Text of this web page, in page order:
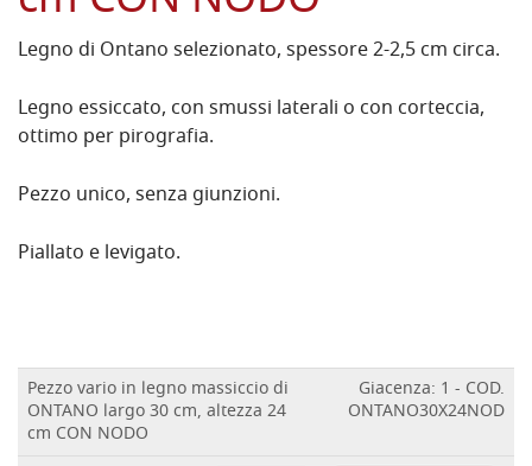
Legno di Ontano selezionato, spessore 2-2,5 cm circa.
Legno essiccato, con smussi laterali o con corteccia,
ottimo per pirografia.
Pezzo unico, senza giunzioni.
Piallato e levigato.
Pezzo vario in legno massiccio di
ONTANO largo 30 cm, altezza 24
cm CON NODO
Giacenza: 1 - COD.
ONTANO30X24NOD